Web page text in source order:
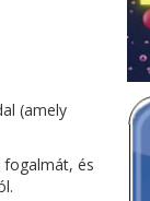
(amely
fogalmát, és